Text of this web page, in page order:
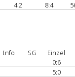
4:2 8:4
Info SG Einzel
0:6
5:0